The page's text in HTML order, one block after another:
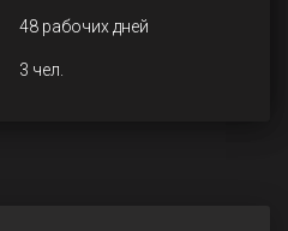
48 рабочих дней
3 чел.